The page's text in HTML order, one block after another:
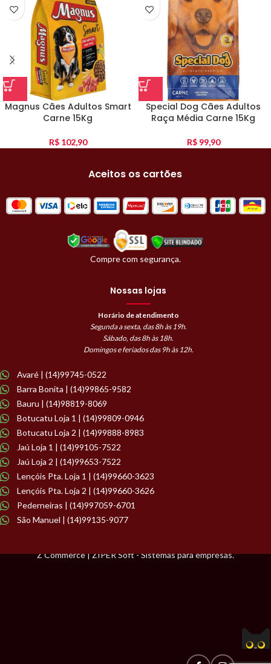
Magnus Cães Adultos Smart
Carne 15Kg
R$102,90
Special Dog Cães Adultos
Raça Média Carne 15Kg
R$99,90
Aceitos os cartões
Compre com segurança.
Nossas lojas
Horário de atendimento
Segunda a sexta, das 8h às 19h.
Sábado, das 8h às 18h.
Domingos e feriados das 9h às 12h.
Avaré | (14)99745-0522
Barra Bonita | (14)99865-9582
Bauru | (14)98819-8069
Botucatu Loja 1 | (14)99809-0946
Botucatu Loja 2 | (14)99888-8983
Jaú Loja 1 | (14)99105-7522
Jaú Loja 2 | (14)99653-7522
Lençóis Pta. Loja 1 | (14)99660-3623
Lençóis Pta. Loja 2 | (14)99660-3626
Pederneiras | (14)997059-6701
São Manuel | (14)99135-9077
Z Commerce | ZIPER Soft - Sistemas para empresas.